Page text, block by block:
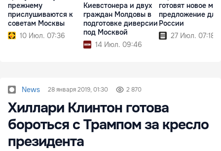
прежнему
прислушиваются к
советам Москвы
10 Июл. 07:36
Киевстонера и двух
граждан Молдовы в
подготовке диверсии
под Москвой
14 Июл. 09:46
готовят новое
предложение для
России
27 Июл. 07:18
News 28 января 2019, 01:30 2 870
Хиллари Клинтон готова
бороться с Трампом за кресло
президента